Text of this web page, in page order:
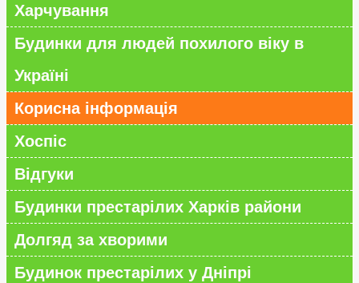
Харчування
Будинки для людей похилого віку в
Україні
Корисна інформація
Хоспіс
Відгуки
Будинки престарілих Харків райони
Долгяд за хворими
Будинок престарілих у Дніпрі